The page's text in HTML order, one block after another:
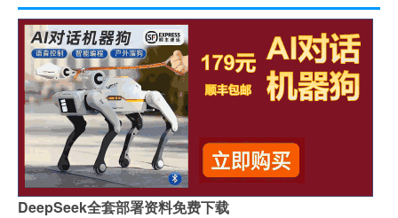
DeepSeek全套部署资料免费下载